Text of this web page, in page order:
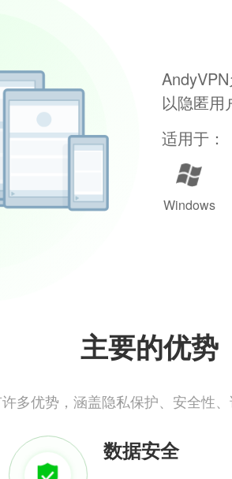
以隐匿用
适用于：
Windows
主要的优势
多优势，涵盖隐私保护、安全性
数据安全